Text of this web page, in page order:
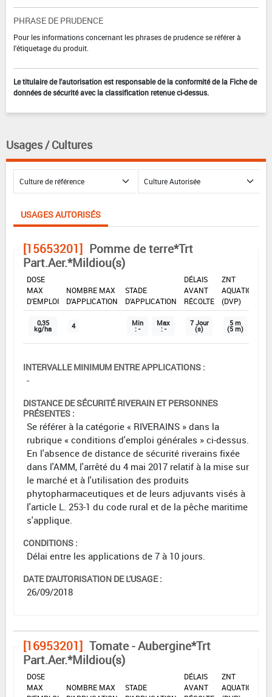
PHRASE DE PRUDENCE
Pour les informations concernant les phrases de prudence se référer à
l'étiquetage du produit.
Le titulaire de l'autorisation est responsable de la conformité de la Fiche de
données de sécurité avec la classification retenue ci-dessus.
Usages / Cultures
USAGES AUTORISÉS
[15653201] Pomme de terre*Trt
Part.Aer.*Mildiou(s)
DOSE
MAX
D'EMPLOI
NOMBRE MAX
D'APPLICATION
STADE
D'APPLICATION
DÉLAIS
AVANT
RÉCOLTE
ZNT
AQUATIQUE
(DVP)
0,35
kg/ha 4 Min
: -
Max
: -
7 Jour
(s)
5 m
(5 m)
INTERVALLE MINIMUM ENTRE APPLICATIONS :
-
DISTANCE DE SÉCURITÉ RIVERAIN ET PERSONNES
PRÉSENTES :
Se référer à la catégorie « RIVERAINS » dans la
rubrique « conditions d'emploi générales » ci-dessus.
En l'absence de distance de sécurité riverains fixée
dans l'AMM, l'arrêté du 4 mai 2017 relatif à la mise sur
le marché et à l'utilisation des produits
phytopharmaceutiques et de leurs adjuvants visés à
l'article L. 253-1 du code rural et de la pêche maritime
s'applique.
CONDITIONS :
Délai entre les applications de 7 à 10 jours.
DATE D'AUTORISATION DE L'USAGE :
26/09/2018
[16953201] Tomate - Aubergine*Trt
Part.Aer.*Mildiou(s)
DOSE
MAX
NOMBRE MAX
STADE
DÉLAIS
AVANT
ZNT
AQUATIQUE